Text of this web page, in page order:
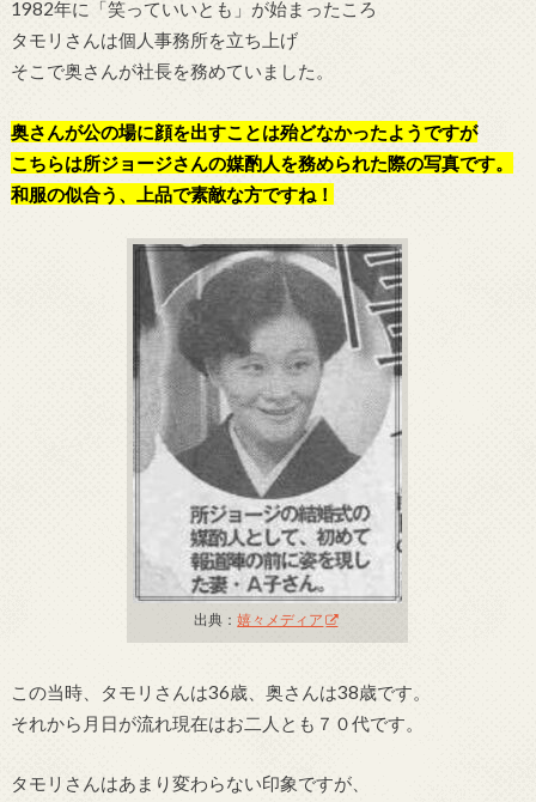
1982年に「笑っていいとも」が始まったころ
タモリさんは個人事務所を立ち上げ
そこで奥さんが社長を務めていました。
奥さんが公の場に顔を出すことは殆どなかったようですが
こちらは所ジョージさんの媒酌人を務められた際の写真です。
和服の似合う、上品で素敵な方ですね！
出典：嬉々メディア
この当時、タモリさんは36歳、奥さんは38歳です。
それから月日が流れ現在はお二人とも７０代です。
タモリさんはあまり変わらない印象ですが、